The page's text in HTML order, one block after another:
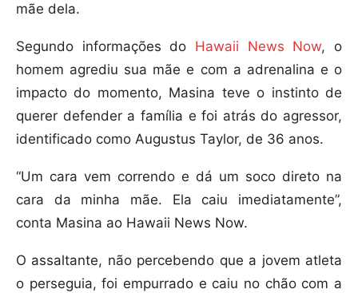
mãe dela.
Segundo informações do Hawaii News Now, o
homem agrediu sua mãe e com a adrenalina e o
impacto do momento, Masina teve o instinto de
querer defender a família e foi atrás do agressor,
identificado como Augustus Taylor, de 36 anos.
“Um cara vem correndo e dá um soco direto na
cara da minha mãe. Ela caiu imediatamente”,
conta Masina ao Hawaii News Now.
O assaltante, não percebendo que a jovem atleta
o perseguia, foi empurrado e caiu no chão com a